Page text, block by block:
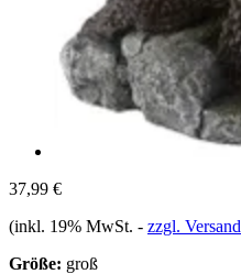
37,99 €
(inkl. 19% MwSt. - zzgl. Versand
Größe: groß